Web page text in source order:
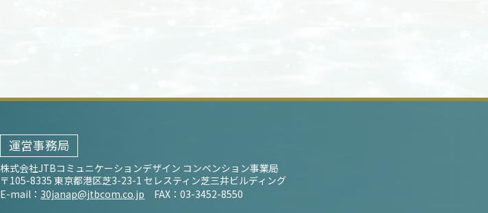
運営事務局
株式会社JTBコミュニケーションデザイン コンベンション事業局
〒105-8335 東京都港区芝3-23-1 セレスティン芝三井ビルディング
E-mail： 30janap@jtbcom.co.jp FAX：03-3452-8550